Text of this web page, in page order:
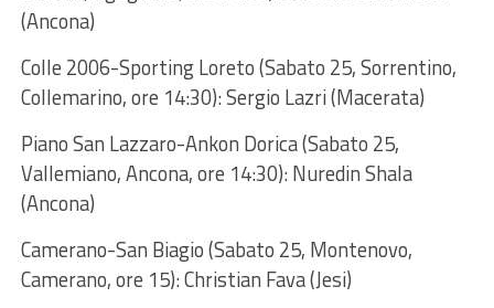
(Ancona)
Colle 2006-Sporting Loreto (Sabato 25, Sorrentino,
Collemarino, ore 14:30): Sergio Lazri (Macerata)
Piano San Lazzaro-Ankon Dorica (Sabato 25,
Vallemiano, Ancona, ore 14:30): Nuredin Shala
(Ancona)
Camerano-San Biagio (Sabato 25, Montenovo,
Camerano, ore 15): Christian Fava (Jesi)